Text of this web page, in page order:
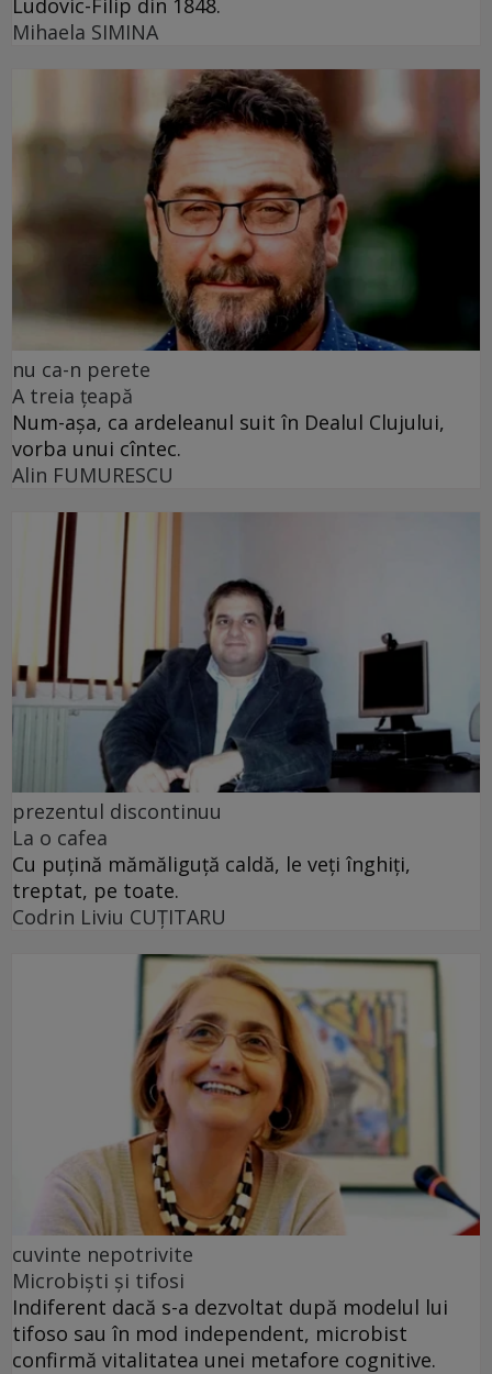
Ludovic-Filip din 1848.
Mihaela SIMINA
nu ca-n perete
A treia țeapă
Num-așa, ca ardeleanul suit în Dealul Clujului,
vorba unui cîntec.
Alin FUMURESCU
prezentul discontinuu
La o cafea
Cu puţină mămăliguţă caldă, le veţi înghiţi,
treptat, pe toate.
Codrin Liviu CUŢITARU
cuvinte nepotrivite
Microbiști și tifosi
Indiferent dacă s-a dezvoltat după modelul lui
tifoso sau în mod independent, microbist
confirmă vitalitatea unei metafore cognitive.